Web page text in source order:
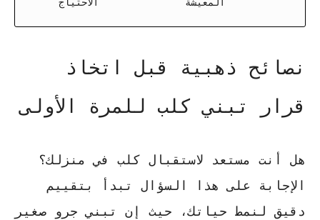
المعيشة الاحتياج
نصائح ذهبية قبل اتخاذ
قرار تبني كلب للمرة الأولى
هل أنت مستعد لاستقبال كلب في منزلك؟
الإجابة على هذا السؤال تبدأ بتقييم
دقيق لنمط حياتك، حيث إن
تبني جرو صغير